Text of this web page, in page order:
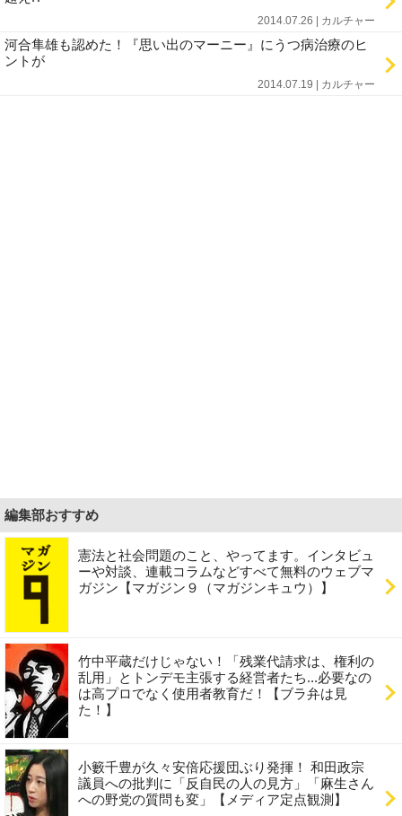
2014.07.26 | カルチャー
河合隼雄も認めた！『思い出のマーニー』にうつ病治療のヒ
ントが
2014.07.19 | カルチャー
編集部おすすめ
憲法と社会問題のこと、やってます。インタビュ
ーや対談、連載コラムなどすべて無料のウェブマ
ガジン【マガジン９（マガジンキュウ）】
竹中平蔵だけじゃない！「残業代請求は、権利の
乱用」とトンデモ主張する経営者たち...必要なの
は高プロでなく使用者教育だ！【ブラ弁は見
た！】
小籔千豊が久々安倍応援団ぶり発揮！ 和田政宗
議員への批判に「反自民の人の見方」「麻生さん
への野党の質問も変」【メディア定点観測】